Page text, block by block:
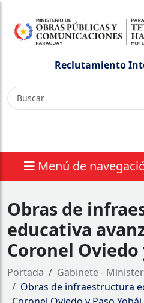
Reclutamiento
Menú de
Obras de
educativa
Coronel Oviedo
Portada
Gabinete -
Obras de infraestructura